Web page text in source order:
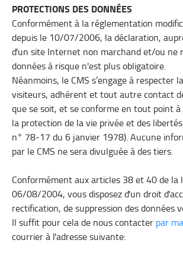
PROTECTIONS DES DONNÉES
Conformément à la réglementation
depuis le 10/07/2006, la déclaration,
d'un site Internet non marchand et/ou ne
données à risque n'est plus obligatoire.
Néanmoins, le CMS s’engage à respecter
visiteurs, adhérent et tout autre contact
que se soit, et se conforme en tout point
la protection de la vie privée et des
n° 78-17 du 6 janvier 1978). Aucune
par le CMS ne sera divulguée à des tiers.
Conformément aux articles 38 et 40 de
06/08/2004, vous disposez d'un droit
rectification, de suppression des données
Il suffit pour cela de nous contacterpar
courrier à l'adresse suivante: